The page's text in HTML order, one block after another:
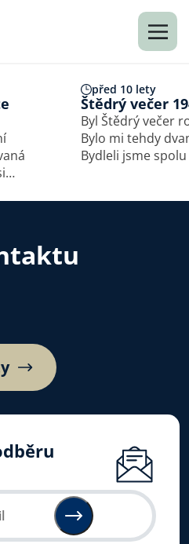
před 10 lety
Štědrý večer
Byl Štědrý večer
Bylo mi tehdy
Bydleli jsme